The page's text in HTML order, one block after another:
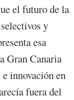
el futuro de la
y
esa
Gran Canaria
innovación en
fuera del